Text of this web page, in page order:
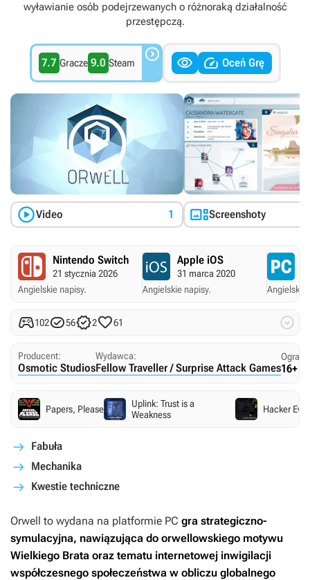
wyławianie osób podejrzewanych o różnoraką działalność
przestępczą.
7.7 Gracze 9.0 Steam    Oceń Grę

Video 1 Screenshoty
Nintendo Switch
21 stycznia 2026
Angielskie napisy.
Apple iOS
31 marca 2020
Angielskie napisy.
Angielskie
10256261 
Producent:
Osmotic Studios
Wydawca:
Fellow Traveller / Surprise Attack Games16+
Papers, Please
Uplink: Trust is a
Weakness
Hacker
Fabuła
Mechanika
Kwestie techniczne
Orwell to wydana na platformie PC gra strategiczno-
symulacyjna, nawiązująca do orwellowskiego motywu
Wielkiego Brata oraz tematu internetowej inwigilacji
współczesnego społeczeństwa w obliczu globalnego